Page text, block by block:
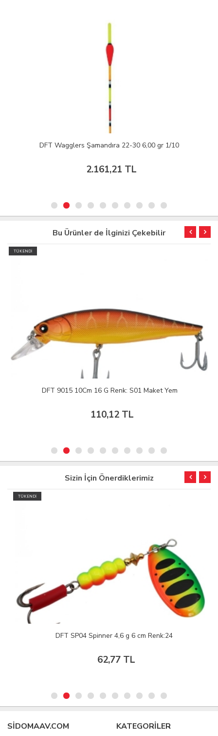
DFT Wagglers Şamandıra 22-30 6,00 gr 1/10
2.161,21 TL
Bu Ürünler de İlginizi Çekebilir
TÜKENDİ
DFT 9015 10Cm 16 G Renk: S01 Maket Yem
110,12 TL
Sizin İçin Önerdiklerimiz
TÜKENDİ
DFT SP04 Spinner 4,6 g 6 cm Renk:24
62,77 TL
SIDOMAAV.COM KATEGORİLER